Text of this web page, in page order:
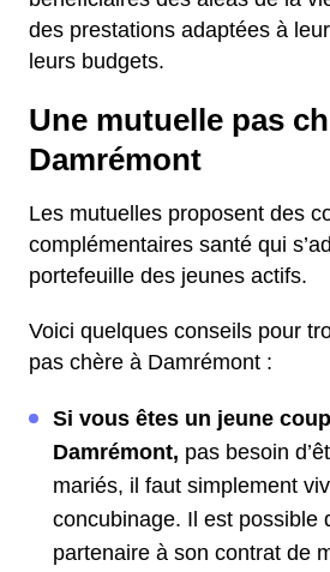
des prestations adaptées à
leurs budgets.
Une mutuelle pas
Damrémont
Les mutuelles proposent des
complémentaires santé qui
portefeuille des jeunes actifs.
Voici quelques conseils pour
pas chère à Damrémont :
Si vous êtes un jeune
Damrémont, pas besoin
mariés, il faut simplement
concubinage. Il est possible
partenaire à son contrat de